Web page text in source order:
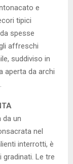
e
tipici
spesse
affreschi
suddiviso in
aperta da archi
da un
nel
interrotti, è
Le tre